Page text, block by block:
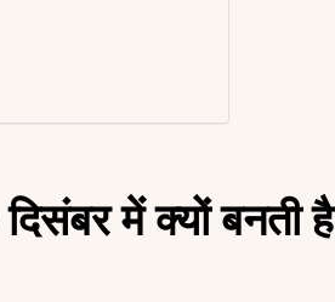
में क्यों बनती है